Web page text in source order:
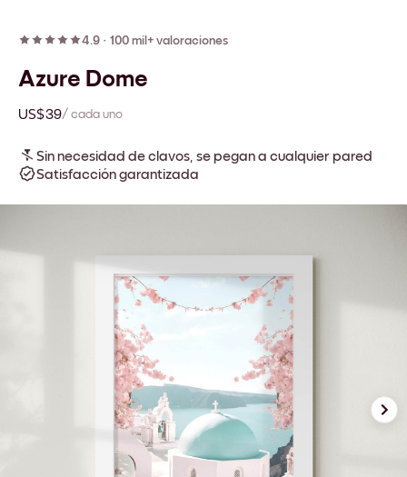
4.9 · 100 mil+ valoraciones
Azure Dome
US$39/ cada uno
Sin necesidad de clavos, se pegan a cualquier pared
Satisfacción garantizada